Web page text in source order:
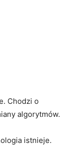
Chodzi o
algorytmów.
istnieje.